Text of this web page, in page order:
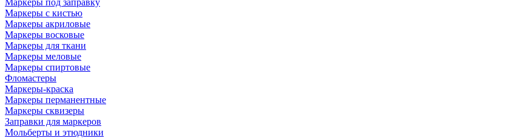
Маркеры под заправку
Маркеры с кистью
Маркеры акриловые
Маркеры восковые
Маркеры для ткани
Маркеры меловые
Маркеры спиртовые
Фломастеры
Маркеры-краска
Маркеры перманентные
Маркеры сквизеры
Заправки для маркеров
Мольберты и этюдники